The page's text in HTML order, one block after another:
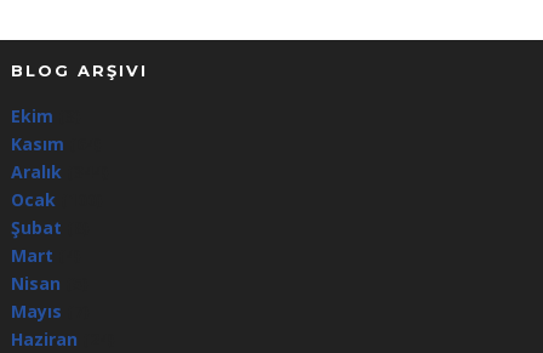
BLOG ARŞIVI
Ekim
Kasım
Aralık(344)
Ocak(100)
Şubat
Mart
Nisan
Mayıs
Haziran